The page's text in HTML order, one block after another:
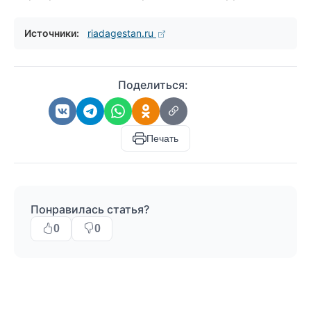
Источники: riadagestan.ru
Поделиться:
Печать
Понравилась статья?
0 0